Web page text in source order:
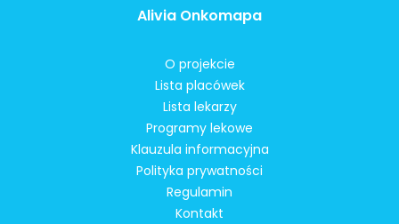
Alivia Onkomapa
O projekcie
Lista placówek
Lista lekarzy
Programy lekowe
Klauzula informacyjna
Polityka prywatności
Regulamin
Kontakt